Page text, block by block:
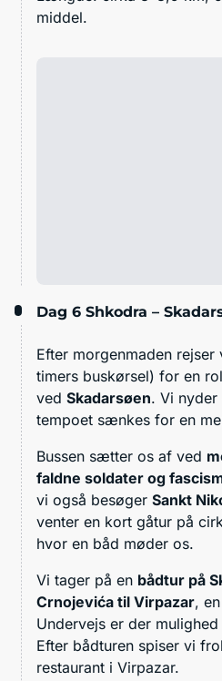
middel.
Dag 6 Shkodra –
Efter morgenmaden rejser
timers buskørsel) for en
ved Skadarsøen. Vi nyder
tempoet sænkes for en
Bussen sætter os af ved
faldne soldater og
vi også besøger Sankt
venter en kort gåtur på
hvor en båd møder os.
Vi tager på en bådtur på
Crnojevića til Virpazar,
Undervejs er der
Efter bådturen spiser vi
restaurant i Virpazar.